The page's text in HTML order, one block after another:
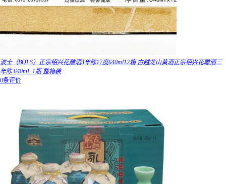
波士（BOLS）正宗绍兴花雕酒3年陈17度640ml12箱 古越龙山黄酒正宗绍兴花雕酒三
年陈 640mL 1瓶 整箱装
0条评价